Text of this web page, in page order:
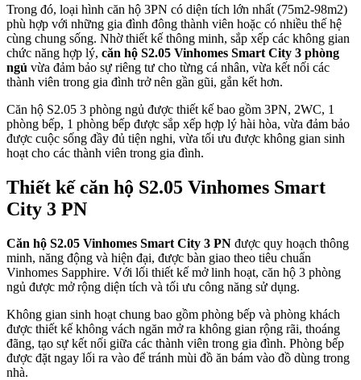
Trong đó, loại hình căn hộ 3PN có diện tích lớn nhất (75m2-98m2)
phù hợp với những gia đình đông thành viên hoặc có nhiều thế hệ
cùng chung sống. Nhờ thiết kế thông minh, sắp xếp các không gian
chức năng hợp lý, căn hộ S2.05 Vinhomes Smart City 3 phòng
ngủ vừa đảm bảo sự riêng tư cho từng cá nhân, vừa kết nối các
thành viên trong gia đình trở nên gần gũi, gắn kết hơn.
Căn hộ S2.05 3 phòng ngủ được thiết kế bao gồm 3PN, 2WC, 1
phòng bếp, 1 phòng bếp được sắp xếp hợp lý hài hòa, vừa đảm bảo
được cuộc sống đầy đủ tiện nghi, vừa tối ưu được không gian sinh
hoạt cho các thành viên trong gia đình.
Thiết kế căn hộ S2.05 Vinhomes Smart
City 3 PN
Căn hộ S2.05 Vinhomes Smart City 3 PN được quy hoạch thông
minh, năng động và hiện đại, được bàn giao theo tiêu chuẩn
Vinhomes Sapphire. Với lối thiết kế mở linh hoạt, căn hộ 3 phòng
ngủ được mở rộng diện tích và tối ưu công năng sử dụng.
Không gian sinh hoạt chung bao gồm phòng bếp và phòng khách
được thiết kế không vách ngăn mở ra không gian rộng rãi, thoáng
đãng, tạo sự kết nối giữa các thành viên trong gia đình. Phòng bếp
được đặt ngay lối ra vào để tránh mùi đồ ăn bám vào đồ dùng trong
nhà.